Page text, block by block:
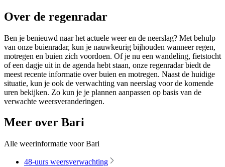
Over de regenradar
Ben je benieuwd naar het actuele weer en de neerslag? Met behulp
van onze buienradar, kun je nauwkeurig bijhouden wanneer regen,
motregen en buien zich voordoen. Of je nu een wandeling, fietstocht
of een dagje uit in de agenda hebt staan, onze regenradar biedt de
meest recente informatie over buien en motregen. Naast de huidige
situatie, kun je ook de verwachting van neerslag voor de komende
uren bekijken. Zo kun je je plannen aanpassen op basis van de
verwachte weersveranderingen.
Meer over Bari
Alle weerinformatie voor Bari
48-uurs weersverwachting